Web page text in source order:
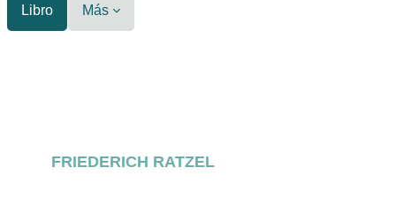
Libro Más
FRIEDERICH RATZEL